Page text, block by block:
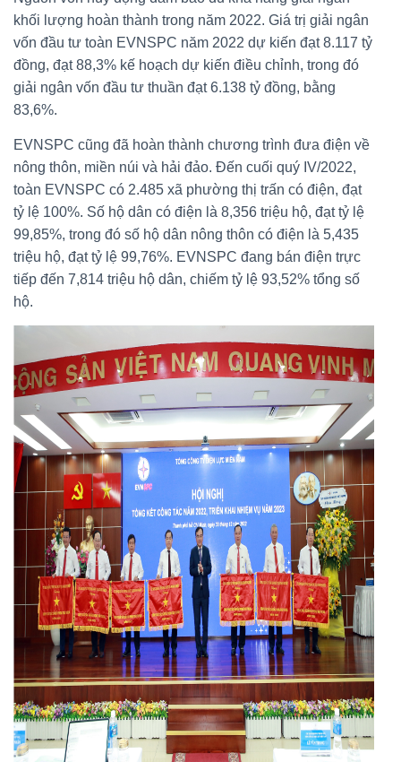
khối lượng hoàn thành trong năm 2022. Giá trị giải ngân
vốn đầu tư toàn EVNSPC năm 2022 dự kiến đạt 8.117 tỷ
đồng, đạt 88,3% kế hoạch dự kiến điều chỉnh, trong đó
giải ngân vốn đầu tư thuần đạt 6.138 tỷ đồng, bằng
83,6%.
EVNSPC cũng đã hoàn thành chương trình đưa điện về
nông thôn, miền núi và hải đảo. Đến cuối quý IV/2022,
toàn EVNSPC có 2.485 xã phường thị trấn có điện, đạt
tỷ lệ 100%. Số hộ dân có điện là 8,356 triệu hộ, đạt tỷ lệ
99,85%, trong đó số hộ dân nông thôn có điện là 5,435
triệu hộ, đạt tỷ lệ 99,76%. EVNSPC đang bán điện trực
tiếp đến 7,814 triệu hộ dân, chiếm tỷ lệ 93,52% tổng số
hộ.